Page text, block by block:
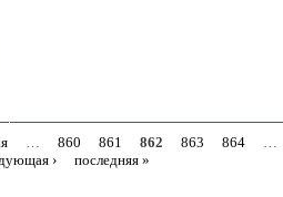
860 861 862 863 864
›
последняя »